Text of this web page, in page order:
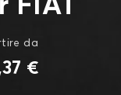
FIAT
da
€